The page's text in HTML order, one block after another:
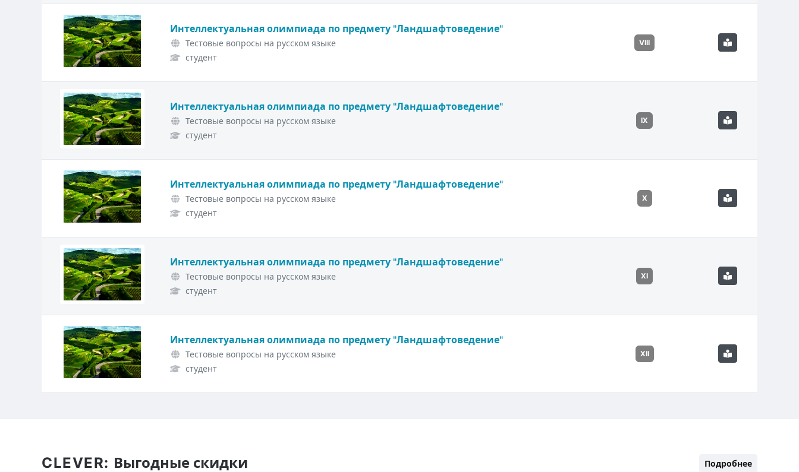
Интеллектуальная олимпиада по предмету "Ландшафтоведение"
Тестовые вопросы на русском языке
студент
VIII
Интеллектуальная олимпиада по предмету "Ландшафтоведение"
Тестовые вопросы на русском языке
студент
IX
Интеллектуальная олимпиада по предмету "Ландшафтоведение"
Тестовые вопросы на русском языке
студент
X
Интеллектуальная олимпиада по предмету "Ландшафтоведение"
Тестовые вопросы на русском языке
студент
XI
Интеллектуальная олимпиада по предмету "Ландшафтоведение"
Тестовые вопросы на русском языке
студент
XII
CLEVER: Выгодные скидки Подробнее